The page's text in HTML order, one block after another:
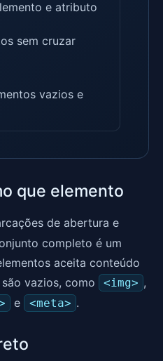
e atributo
sem cruzar
vazios e
que elemento
de abertura e
completo é um
aceita conteúdo
vazios, como
<img> ,
e <meta> .